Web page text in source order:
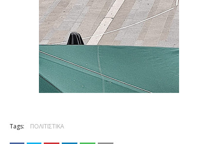
Tags: ΠΟΛΙΤΙΣΤΙΚΑ